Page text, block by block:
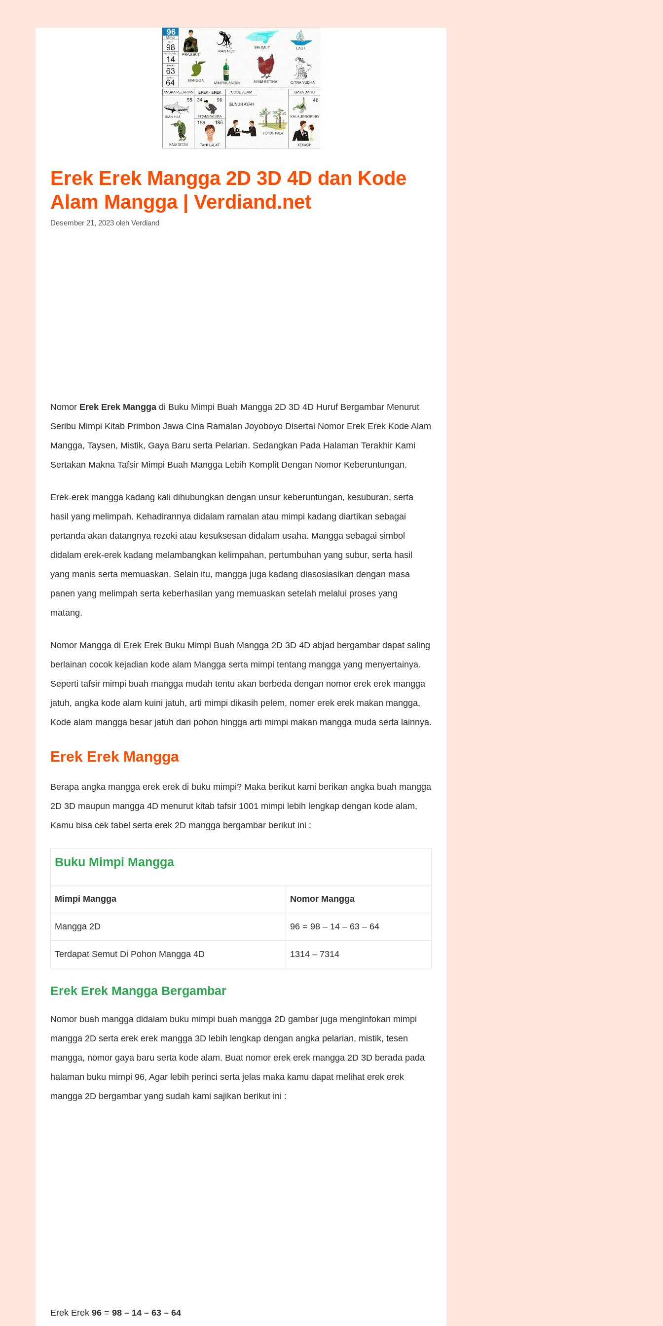
Erek Erek Mangga 2D 3D 4D dan Kode
Alam Mangga | Verdiand.net
Desember 21, 2023 oleh Verdiand
Nomor Erek Erek Mangga di Buku Mimpi Buah Mangga 2D 3D 4D Huruf Bergambar Menurut
Seribu Mimpi Kitab Primbon Jawa Cina Ramalan Joyoboyo Disertai Nomor Erek Erek Kode Alam
Mangga, Taysen, Mistik, Gaya Baru serta Pelarian. Sedangkan Pada Halaman Terakhir Kami
Sertakan Makna Tafsir Mimpi Buah Mangga Lebih Komplit Dengan Nomor Keberuntungan.
Erek-erek mangga kadang kali dihubungkan dengan unsur keberuntungan, kesuburan, serta
hasil yang melimpah. Kehadirannya didalam ramalan atau mimpi kadang diartikan sebagai
pertanda akan datangnya rezeki atau kesuksesan didalam usaha. Mangga sebagai simbol
didalam erek-erek kadang melambangkan kelimpahan, pertumbuhan yang subur, serta hasil
yang manis serta memuaskan. Selain itu, mangga juga kadang diasosiasikan dengan masa
panen yang melimpah serta keberhasilan yang memuaskan setelah melalui proses yang
matang.
Nomor Mangga di Erek Erek Buku Mimpi Buah Mangga 2D 3D 4D abjad bergambar dapat saling
berlainan cocok kejadian kode alam Mangga serta mimpi tentang mangga yang menyertainya.
Seperti tafsir mimpi buah mangga mudah tentu akan berbeda dengan nomor erek erek mangga
jatuh, angka kode alam kuini jatuh, arti mimpi dikasih pelem, nomer erek erek makan mangga,
Kode alam mangga besar jatuh dari pohon hingga arti mimpi makan mangga muda serta lainnya.
Erek Erek Mangga
Berapa angka mangga erek erek di buku mimpi? Maka berikut kami berikan angka buah mangga
2D 3D maupun mangga 4D menurut kitab tafsir 1001 mimpi lebih lengkap dengan kode alam,
Kamu bisa cek tabel serta erek 2D mangga bergambar berikut ini :
Buku Mimpi Mangga
Mimpi Mangga Nomor Mangga
Mangga 2D 96 = 98 – 14 – 63 – 64
Terdapat Semut Di Pohon Mangga 4D 1314 – 7314
Erek Erek Mangga Bergambar
Nomor buah mangga didalam buku mimpi buah mangga 2D gambar juga menginfokan mimpi
mangga 2D serta erek erek mangga 3D lebih lengkap dengan angka pelarian, mistik, tesen
mangga, nomor gaya baru serta kode alam. Buat nomor erek erek mangga 2D 3D berada pada
halaman buku mimpi 96, Agar lebih perinci serta jelas maka kamu dapat melihat erek erek
mangga 2D bergambar yang sudah kami sajikan berikut ini :
Erek Erek 96 = 98 – 14 – 63 – 64